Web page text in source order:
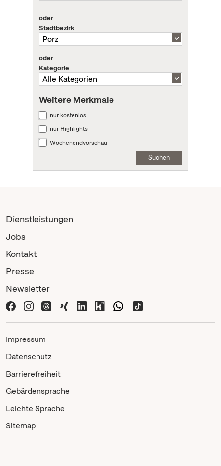
oder
Stadtbezirk
oder
Kategorie
Weitere Merkmale
nur kostenlos
nur Highlights
Wochenendvorschau
Suchen
Dienstleistungen
Jobs
Kontakt
Presse
Newsletter
Impressum
Datenschutz
Barrierefreiheit
Gebärdensprache
Leichte Sprache
Sitemap